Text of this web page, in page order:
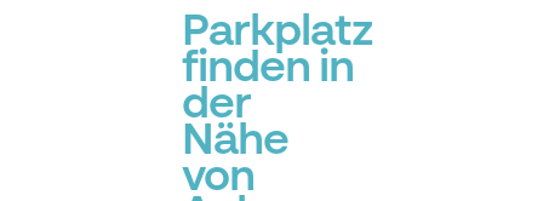
Parkplatz
finden in
der
Nähe
von